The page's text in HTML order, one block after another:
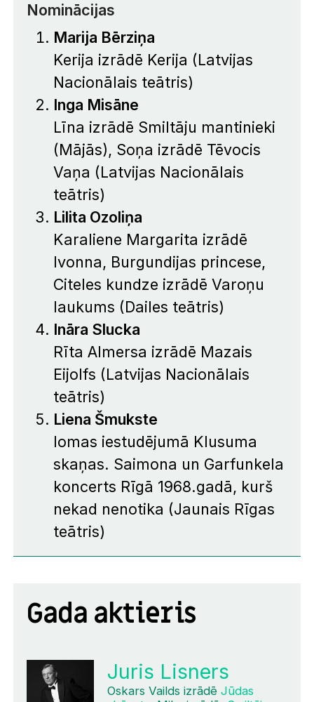
Nominācijas
Marija Bērziņa
Kerija izrādē Kerija (Latvijas
Nacionālais teātris)
Inga Misāne
Līna izrādē Smiltāju mantinieki
(Mājās), Soņa izrādē Tēvocis
Vaņa (Latvijas Nacionālais
teātris)
Lilita Ozoliņa
Karaliene Margarita izrādē
Ivonna, Burgundijas princese,
Citeles kundze izrādēVaroņu
laukums (Dailes teātris)
Ināra Slucka
Rīta Almersa izrādē Mazais
Eijolfs (Latvijas Nacionālais
teātris)
Liena Šmukste
lomas iestudējumā Klusuma
skaņas. Saimona un Garfunkela
koncerts Rīgā 1968.gadā, kurš
nekad nenotika (Jaunais Rīgas
teātris)
Gada aktieris
Juris Lisners
Oskars Vailds izrādē Jūdas